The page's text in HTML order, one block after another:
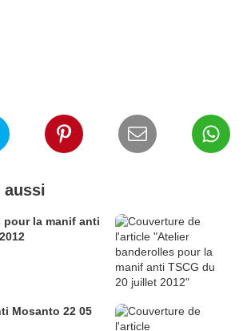
aussi
la manif anti
Mosanto 22 05